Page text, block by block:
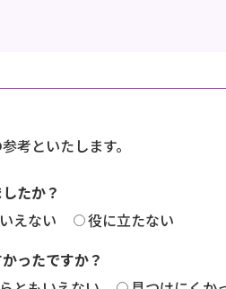
考といたします。
たか？
えない
役に立たない
ったですか？